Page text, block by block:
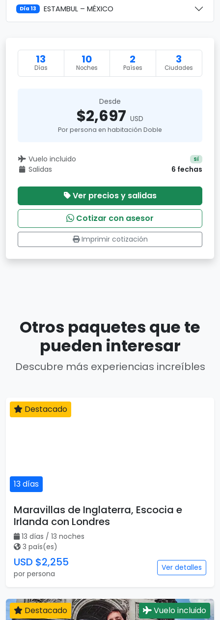
Día 13 ESTAMBUL – MÉXICO
13
Días
10
Noches
2
Países
3
Ciudades
Desde
$2,697 USD
Por persona en habitación Doble
Vuelo incluido Sí
Salidas 6 fechas
Ver precios y salidas
Cotizar con asesor
Imprimir cotización
Otros paquetes que te
pueden interesar
Descubre más experiencias increíbles
13 días
Destacado
Maravillas de Inglaterra, Escocia e
Irlanda con Londres
13 días / 13 noches
3 país(es)
USD $2,255
por persona
Ver detalles
Destacado Vuelo incluido